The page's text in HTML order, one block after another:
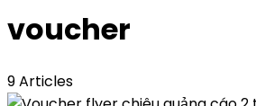
voucher
9 Articles